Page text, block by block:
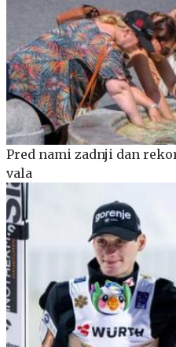
Pred nami zadnji dan
vala